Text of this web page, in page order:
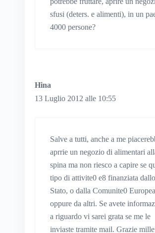
sfusi (deters. e alimenti), in un
4000 persone?
Hina
13 Luglio 2012 alle 10:55
Salve a tutti, anche a me
aprrie un negozio di alimentari
spina ma non riesco a capire se
tipo di attivite0 e8 finanziata dallo
Stato, o dalla Comunite0
oppure da altri. Se avete
a riguardo vi sarei grata se me le
inviaste tramite mail. Grazie